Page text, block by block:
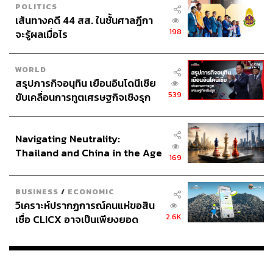
POLITICS
เส้นทางคดี 44 สส. ในชั้นศาลฎีกา
จะรู้ผลเมื่อไร
198
WORLD
สรุปภารกิจอนุทิน เยือนอินโดนีเซีย
ขับเคลื่อนการทูตเศรษฐกิจเชิงรุก
539
Navigating Neutrality:
Thailand and China in the Age
169
BUSINESS / ECONOMIC
วิเคราะห์ปรากฏการณ์คนแห่ขอสิน
เชื่อ CLICX อาจเป็นเพียงยอด
เรือนไทยที่ถูกซุกไว้
2.6K